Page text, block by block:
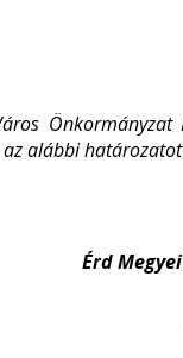
alábbi
Érd